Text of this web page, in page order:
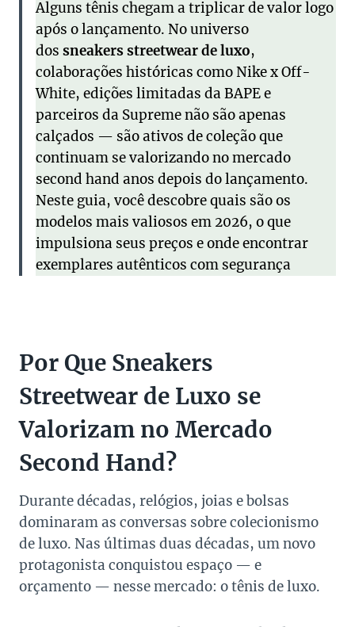
Alguns tênis chegam a triplicar de valor logo
após o lançamento. No universo
dos sneakers streetwear de luxo,
colaborações históricas como Nike x Off-
White, edições limitadas da BAPE e
parceiros da Supreme não são apenas
calçados — são ativos de coleção que
continuam se valorizando no mercado
second hand anos depois do lançamento.
Neste guia, você descobre quais são os
modelos mais valiosos em 2026, o que
impulsiona seus preços e onde encontrar
exemplares autênticos com segurança
Por Que Sneakers
Streetwear de Luxo se
Valorizam no Mercado
Second Hand?
Durante décadas, relógios, joias e bolsas
dominaram as conversas sobre colecionismo
de luxo. Nas últimas duas décadas, um novo
protagonista conquistou espaço — e
orçamento — nesse mercado: o tênis de luxo.